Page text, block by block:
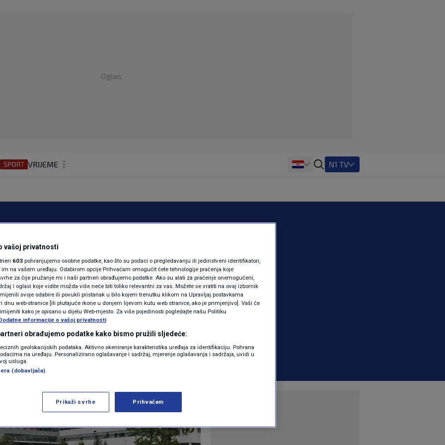
Oglas
VRIJEME
REGIJA
MAGAZIN
KOLUMNE
N1(DIS)INFO
KLIMATSKE PROMJENE
FOTO
VIDEO
N1 TV
isporuku
Zaboku
| 0 komentara
Više
vašoj privatnosti
603 pohranjujemo osobne podatke, kao što su podaci o pregledavanju ili jedinstveni identifikatori,
na vašem uređaju. Odabirom opcije Prihvaćam omogućit ćete tehnologije praćenja koje
za čije pružanje mi i naši partneri obrađujemo podatke. Ako su alati za praćenje onemogućeni,
i oglasi koje vidite možda više neće biti toliko relevantni za vas. Možete se vratiti na ovaj izbornik
svoje odabire ili povukli pristanak u bilo kojem trenutku klikom na Upravljaj postavkama
dnu web-stranice [ili plutajuće ikone u donjem lijevom kutu web stranice, ako je primjenjivo]. Vaši će
kako je opisano u dijelu Web-mjesto. Za više pojedinosti pogledajte našu Politiku
informacije o vašoj privatnosti
obrađujemo podatke kako bismo pružili sljedeće:
geolokacijskih podataka. Aktivno skeniranje karakteristika uređaja za identifikaciju. Pohrana
na uređaju. Personalizirano oglašavanje i sadržaj, mjerenje oglašavanja i sadržaja, uvidi u
usluga.
(dobavljača)
Prikaži svrhe Prihvaćam